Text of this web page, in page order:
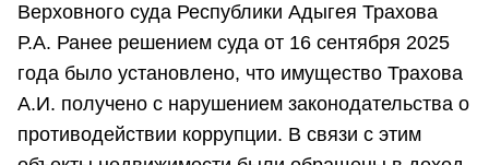
Верховного суда Республики Адыгея Трахова
Р.А. Ранее решением суда от 16 сентября 2025
года было установлено, что имущество Трахова
А.И. получено с нарушением законодательства о
противодействии коррупции. В связи с этим